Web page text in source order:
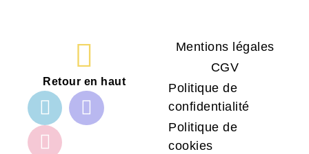
Mentions légales
CGV
Politique de
confidentialité
Politique de
cookies
Retour en haut